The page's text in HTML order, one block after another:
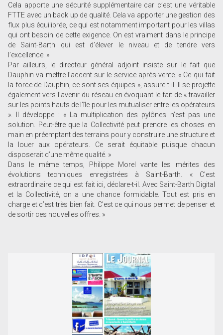
Cela apporte une sécurité supplémentaire car c’est une véritable
FTTE avec un back up de qualité. Cela va apporter une gestion des
flux plus équilibrée, ce qui est notamment important pour les villas
qui ont besoin de cette exigence. On est vraiment dans le principe
de Saint-Barth qui est d’élever le niveau et de tendre vers
l’excellence. »
Par ailleurs, le directeur général adjoint insiste sur le fait que
Dauphin va mettre l’accent sur le service après-vente. « Ce qui fait
la force de Dauphin, ce sont ses équipes », assure-t-il. Il se projette
également vers l’avenir du réseau en évoquant le fait de « travailler
sur les points hauts de l’île pour les mutualiser entre les opérateurs
». Il développe : « La multiplication des pylônes n’est pas une
solution. Peut-être que la Collectivité peut prendre les choses en
main en préemptant des terrains pour y construire une structure et
la louer aux opérateurs. Ce serait équitable puisque chacun
disposerait d’une même qualité. »
Dans le même temps, Philippe Morel vante les mérites des
évolutions techniques enregistrées à Saint-Barth. « C’est
extraordinaire ce qui est fait ici, déclare-t-il. Avec Saint-Barth Digital
et la Collectivité, on a une chance formidable. Tout est pris en
charge et c’est très bien fait. C’est ce qui nous permet de penser et
de sortir ces nouvelles offres. »